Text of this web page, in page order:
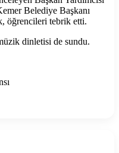
Belediye Başkanı
öğrencileri tebrik etti.
dinletisi de sundu.